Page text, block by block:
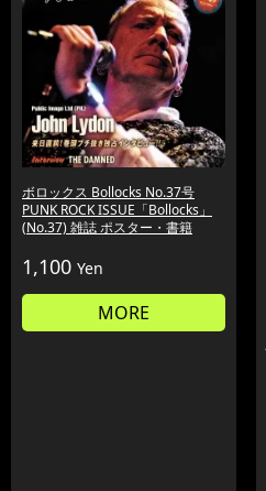
ボロックス Bollocks No.37号
PUNK ROCK ISSUE「Bollocks」
(No.37) 雑誌 ポスター・書籍
1,100 Yen
MORE